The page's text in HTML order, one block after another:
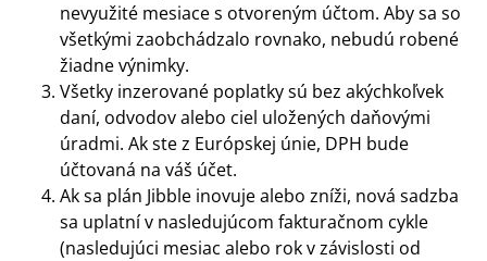
nevyužité mesiace s otvoreným účtom. Aby sa so
všetkými zaobchádzalo rovnako, nebudú robené
žiadne výnimky.
Všetky inzerované poplatky sú bez akýchkoľvek
daní, odvodov alebo ciel uložených daňovými
úradmi. Ak ste z Európskej únie, DPH bude
účtovaná na váš účet.
Ak sa plán Jibble inovuje alebo zníži, nová sadzba
sa uplatní v nasledujúcom fakturačnom cykle
(nasledujúci mesiac alebo rok v závislosti od